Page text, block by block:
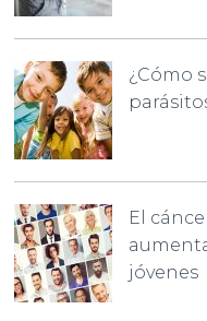
¿Cómo
El
jóvenes